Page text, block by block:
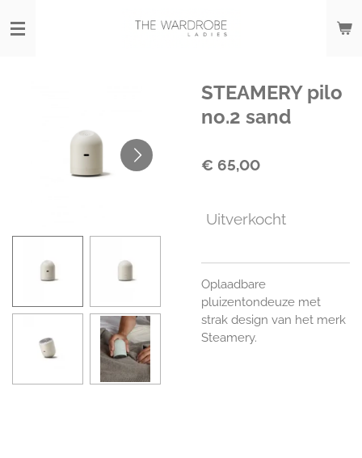
direct
STEAMERY pilo
no.2 sand
€ 65,00
Uitverkocht
Oplaadbare
pluizentondeuze met
strak design van het merk
Steamery.